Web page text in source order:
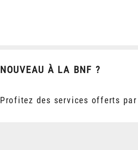
NOUVEAU À LA BNF ?
Profitez des services offerts